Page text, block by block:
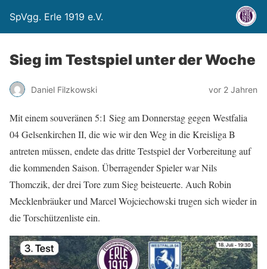
SpVgg. Erle 1919 e.V.
Sieg im Testspiel unter der Woche
Daniel Filzkowski vor 2 Jahren
Mit einem souveränen 5:1 Sieg am Donnerstag gegen Westfalia
04 Gelsenkirchen II, die wie wir den Weg in die Kreisliga B
antreten müssen, endete das dritte Testspiel der Vorbereitung auf
die kommenden Saison. Überragender Spieler war Nils
Thomczik, der drei Tore zum Sieg beisteuerte. Auch Robin
Mecklenbräuker und Marcel Wojciechowski trugen sich wieder in
die Torschützenliste ein.